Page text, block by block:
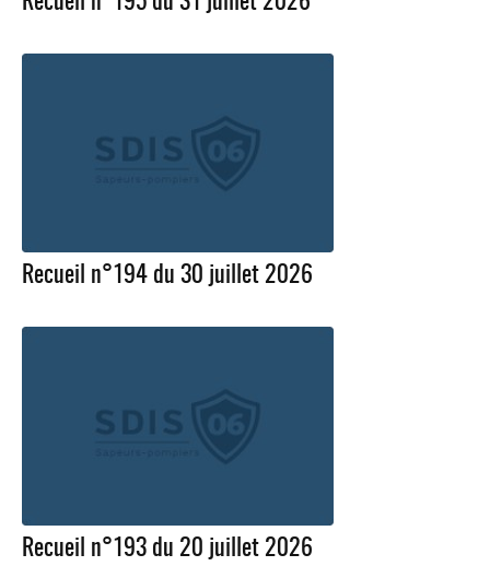
Recueil n°194 du 30 juillet 2026
Recueil n°193 du 20 juillet 2026